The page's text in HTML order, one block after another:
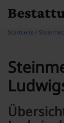
Startseite /